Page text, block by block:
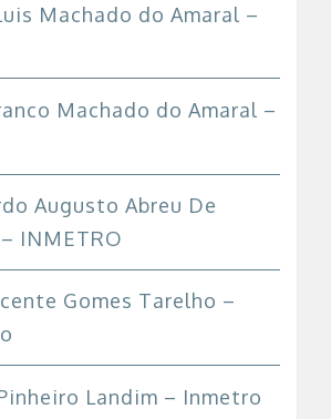
Machado do Amaral –
Machado do Amaral –
Augusto Abreu De
INMETRO
Gomes Tarelho –
Landim – Inmetro